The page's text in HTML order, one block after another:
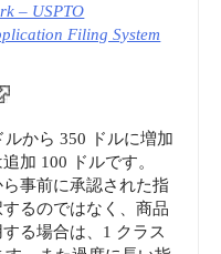
– USPTO
Filing System
から 350 ドルに増加
加 100 ドルです。
事前に承認された指
るのではなく、商品
る場合は、1 クラス